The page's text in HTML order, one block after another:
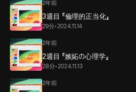
2年前
3週目 『倫理的正当化』
29分• 2024.11.14
2年前
2週目 『嫉妬の心理学』
28分• 2024.11.13
2年前